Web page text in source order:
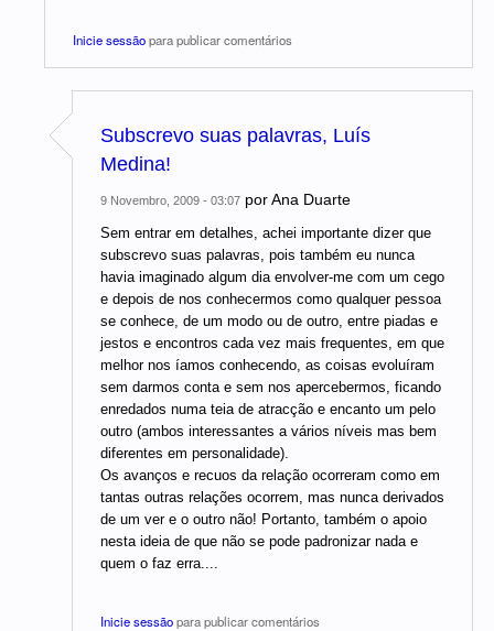
Inicie sessãopara publicar comentários
Subscrevo suas palavras, Luís
Medina!
9 Novembro, 2009 - 03:07 porAna Duarte
Sem entrar em detalhes, achei importante dizer que
subscrevo suas palavras, pois também eu nunca
havia imaginado algum dia envolver-me com um cego
e depois de nos conhecermos como qualquer pessoa
se conhece, de um modo ou de outro, entre piadas e
jestos e encontros cada vez mais frequentes, em que
melhor nos íamos conhecendo, as coisas evoluíram
sem darmos conta e sem nos apercebermos, ficando
enredados numa teia de atracção e encanto um pelo
outro (ambos interessantes a vários níveis mas bem
diferentes em personalidade).
Os avanços e recuos da relação ocorreram como em
tantas outras relações ocorrem, mas nunca derivados
de um ver e o outro não! Portanto, também o apoio
nesta ideia de que não se pode padronizar nada e
quem o faz erra....
Inicie sessãopara publicar comentários